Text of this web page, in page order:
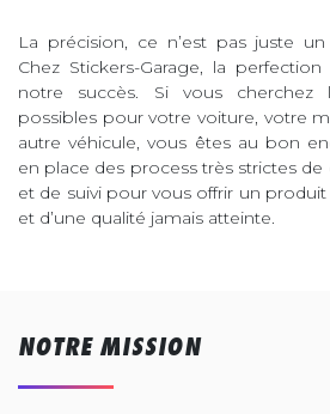
La précision, ce n’est pas juste
Chez Stickers-Garage, la
notre succès. Si vous cherchez
possibles pour votre voiture, votre
autre véhicule, vous êtes au bon
en place des process très strictes
et de suivi pour vous offrir un
et d’une qualité jamais atteinte.
NOTRE MISSION